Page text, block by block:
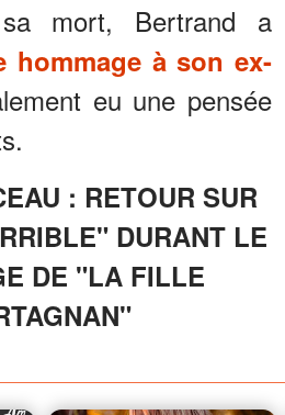
mort, Bertrand a
hommage à son ex-
eu une pensée
: RETOUR SUR
DURANT LE
DE "LA FILLE